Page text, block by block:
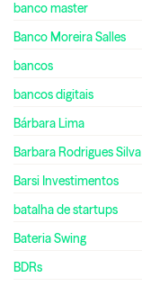
banco master
Banco Moreira Salles
bancos
bancos digitais
Bárbara Lima
Barbara Rodrigues Silva
Barsi Investimentos
batalha de startups
Bateria Swing
BDRs